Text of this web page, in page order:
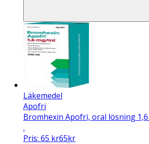
Läkemedel
Apofri
Bromhexin Apofri, oral lösning
.
Pris: 65 kr65kr